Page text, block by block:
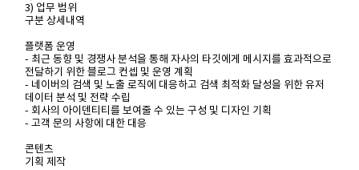
3) 업무 범위
구분 상세내역
플랫폼 운영
- 최근 동향 및 경쟁사 분석을 통해 자사의 타깃에게 메시지를 효과적으로
전달하기 위한 블로그 컨셉 및 운영 계획
- 네이버의 검색 및 노출 로직에 대응하고 검색 최적화 달성을 위한 유저
데이터 분석 및 전략 수립
- 회사의 아이덴티티를 보여줄 수 있는 구성 및 디자인 기획
- 고객 문의 사항에 대한 대응
콘텐츠
기획 제작